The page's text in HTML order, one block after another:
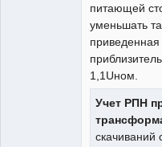
питающей
уменьшать
1,1Uном.
Учет РПН
скачиваний